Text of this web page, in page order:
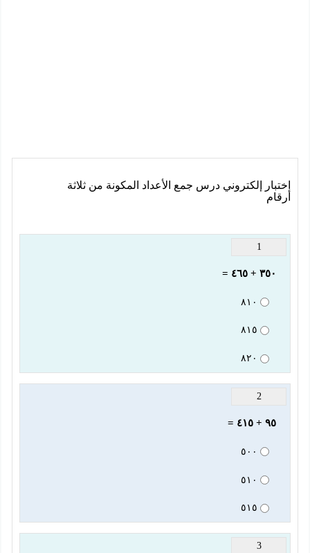
اختبار إلكتروني درس جمع الأعداد المكونة من ثلاثة
أرقام
1
٣٥٠ + ٤٦٥ =
٨١٠
٨١٥
٨٢٠
2
٩٥ + ٤١٥ =
٥٠٠
٥١٠
٥١٥
3